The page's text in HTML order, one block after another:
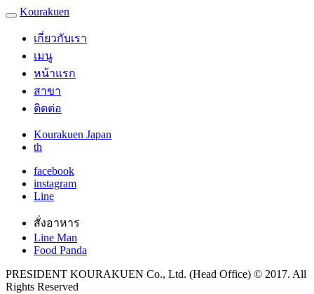
Kourakuen
เกี่ยวกับเรา
เมนู
หน้าแรก
สาขา
ติดต่อ
Kourakuen Japan
th
facebook
instagram
Line
สั่งอาหาร
Line Man
Food Panda
PRESIDENT KOURAKUEN Co., Ltd. (Head Office) © 2017. All
Rights Reserved